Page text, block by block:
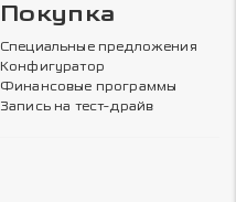
Покупка
Специальные предложения
Конфигуратор
Финансовые программы
Запись на тест-драйв